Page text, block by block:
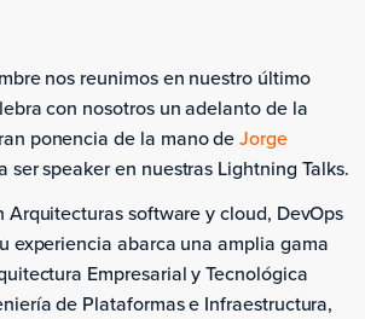
nos reunimos en nuestro último
con nosotros un adelanto de la
ponencia de la mano deJorge
ser speaker en nuestras Lightning Talks.
Arquitecturas software y cloud, DevOps
experiencia abarca una amplia gama
Empresarial y Tecnológica
de Plataformas e Infraestructura,